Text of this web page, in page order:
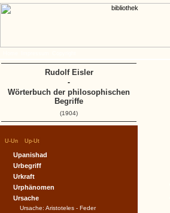
U-Un Up-Ut
Upanishad
Urbegriff
Urkraft
Urphänomen
Ursache
Ursache: Aristoteles - Feder
Rudolf Eisler
-
Wörterbuch der philosophischen
Begriffe
(1904)